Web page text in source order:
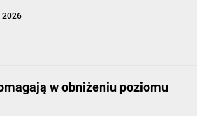
2026
w obniżeniu poziomu